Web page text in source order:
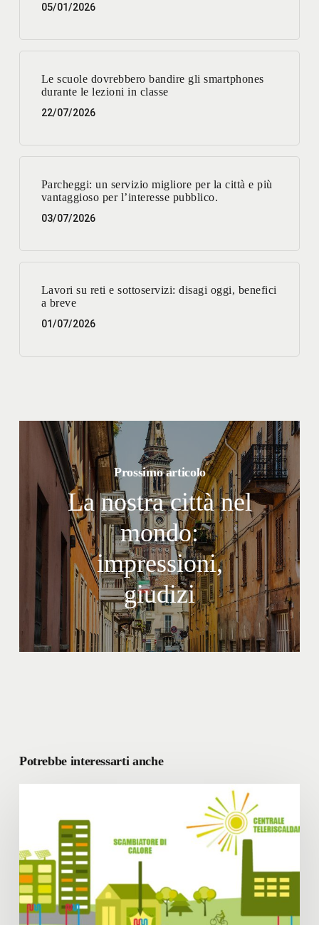
05/01/2026
Le scuole dovrebbero bandire gli smartphones
durante le lezioni in classe
22/07/2026
Parcheggi: un servizio migliore per la città e più
vantaggioso per l’interesse pubblico.
03/07/2026
Lavori su reti e sottoservizi: disagi oggi, benefici
a breve
01/07/2026
Prossimo articolo
La nostra città nel
mondo:
impressioni,
giudizi
Potrebbe interessarti anche
sottoservizi:
disagi
oggi,
benefici